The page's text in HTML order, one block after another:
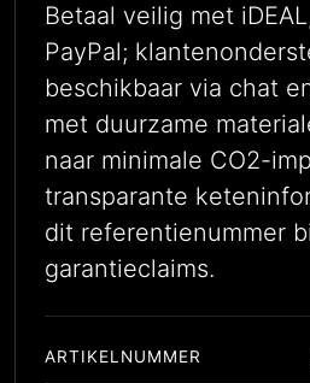
Betaal veilig met
PayPal;
beschikbaar via chat
met duurzame
naar minimale CO2-
transparante
dit referentienummer
garantieclaims.
ARTIKELNUMMER